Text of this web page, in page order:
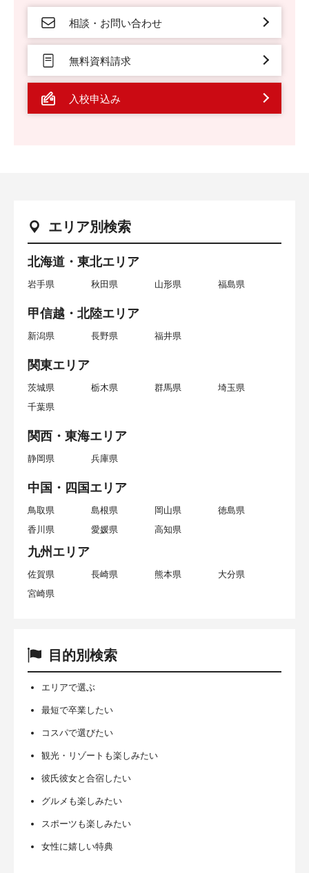
相談・お問い合わせ
無料資料請求
入校申込み
エリア別検索
北海道・東北エリア
岩手県 秋田県 山形県 福島県
甲信越・北陸エリア
新潟県 長野県 福井県
関東エリア
茨城県 栃木県 群馬県
埼玉県
千葉県
関西・東海エリア
静岡県 兵庫県
中国・四国エリア
鳥取県 島根県 岡山県
徳島県
香川県
愛媛県 高知県
九州エリア
佐賀県 長崎県 熊本県
大分県
宮崎県
目的別検索
エリアで選ぶ
最短で卒業したい
コスパで選びたい
観光・リゾートも楽しみたい
彼氏彼女と合宿したい
グルメも楽しみたい
スポーツも楽しみたい
女性に嬉しい特典